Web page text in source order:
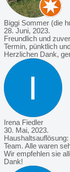
Biggi Sommer (die
28. Juni, 2023.
Freundlich und
Termin, pünktlich
Herzlichen Dank,
Irena Fiedler
30. Mai, 2023.
Team. Alle waren
Wir empfehlen sie
Dank!